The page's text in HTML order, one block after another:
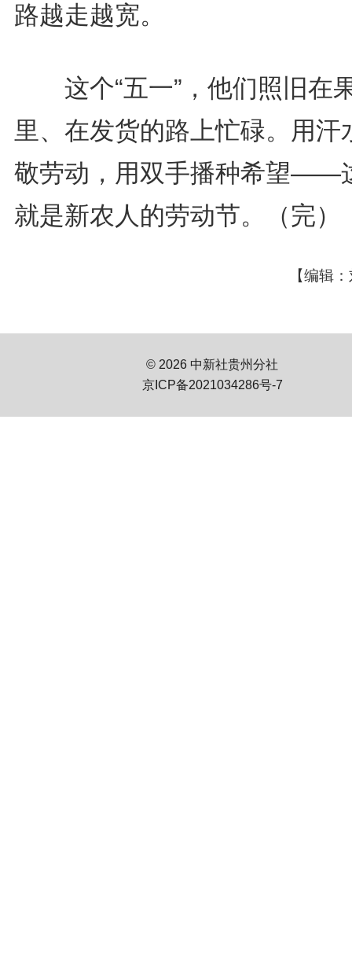
路越走越宽。
这个“五一”，他们照旧在
里、在发货的路上忙碌。用汗
敬劳动，用双手播种希望——
就是新农人的劳动节。（完）
【编辑
© 2026 中新社贵州分社
京ICP备2021034286号-7